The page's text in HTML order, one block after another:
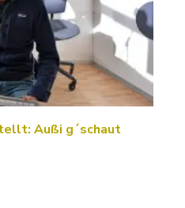
Außi g´schaut